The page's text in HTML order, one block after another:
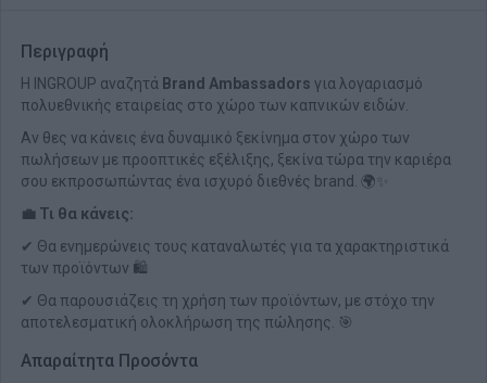
Περιγραφή
Η INGROUP αναζητά Brand Ambassadors για λογαριασμό
πολυεθνικής εταιρείας στο χώρο των καπνικών ειδών.
Αν θες να κάνεις ένα δυναμικό ξεκίνημα στον χώρο των
πωλήσεων με προοπτικές εξέλιξης, ξεκίνα τώρα την καριέρα
σου εκπροσωπώντας ένα ισχυρό διεθνές brand. 🌍✨
💼 Τι θα κάνεις:
✔ Θα ενημερώνεις τους καταναλωτές για τα χαρακτηριστικά
των προϊόντων 🛍️
✔ Θα παρουσιάζεις τη χρήση των προϊόντων, με στόχο την
αποτελεσματική ολοκλήρωση της πώλησης. 🎯
Απαραίτητα Προσόντα